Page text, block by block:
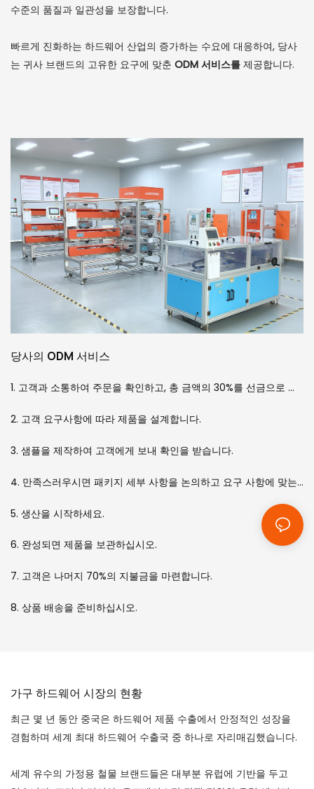
수준의 품질과 일관성을 보장합니다.
빠르게 진화하는 하드웨어 산업의 증가하는 수요에 대응하여, 당사
는 귀사 브랜드의 고유한 요구에 맞춘 ODM 서비스를 제공합니다.
당사의 ODM 서비스
1. 고객과 소통하여 주문을 확인하고, 총 금액의 30%를 선금으로 받습니다.
2. 고객 요구사항에 따라 제품을 설계합니다.
3. 샘플을 제작하여 고객에게 보내 확인을 받습니다.
4. 만족스러우시면 패키지 세부 사항을 논의하고 요구 사항에 맞는 패키지를 디자인해 드리겠습니다.
5. 생산을 시작하세요.
6. 완성되면 제품을 보관하십시오.
7. 고객은 나머지 70%의 지불금을 마련합니다.
8. 상품 배송을 준비하십시오.
가구 하드웨어 시장의 현황
최근 몇 년 동안 중국은 하드웨어 제품 수출에서 안정적인 성장을
경험하며 세계 최대 하드웨어 수출국 중 하나로 자리매김했습니다.
세계 유수의 가정용 철물 브랜드들은 대부분 유럽에 기반을 두고